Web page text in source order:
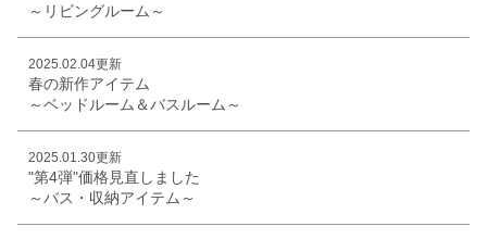
～リビングルーム～
2025.02.04更新
春の新作アイテム
～ベッドルーム＆バスルーム～
2025.01.30更新
"第4弾"価格見直しました
～バス・収納アイテム～